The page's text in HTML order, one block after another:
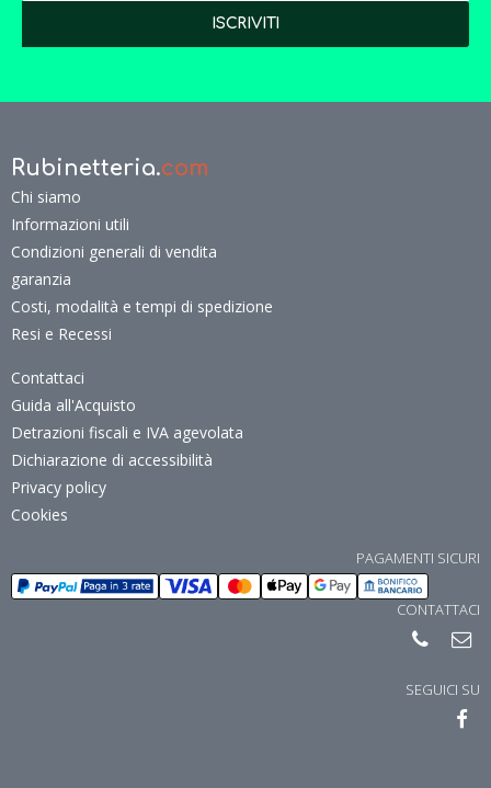
Rubinetteria.com
Chi siamo
Informazioni utili
Condizioni generali di vendita
garanzia
Costi, modalità e tempi di spedizione
Resi e Recessi
Contattaci
Guida all'Acquisto
Detrazioni fiscali e IVA agevolata
Dichiarazione di accessibilità
Privacy policy
Cookies
PAGAMENTI SICURI
CONTATTACI
SEGUICI SU